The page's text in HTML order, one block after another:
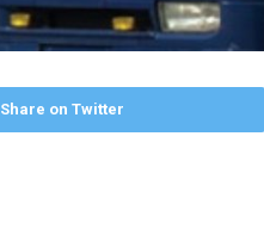
Share on Twitter